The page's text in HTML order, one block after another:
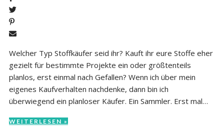
Welcher Typ Stoffkäufer seid ihr? Kauft ihr eure Stoffe eher
gezielt für bestimmte Projekte ein oder größtenteils
planlos, erst einmal nach Gefallen? Wenn ich über mein
eigenes Kaufverhalten nachdenke, dann bin ich
überwiegend ein planloser Käufer. Ein Sammler. Erst mal…
WEITERLESEN »